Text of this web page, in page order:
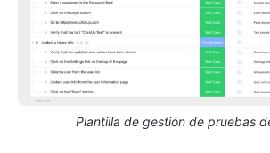
Plantilla de gestión de pruebas